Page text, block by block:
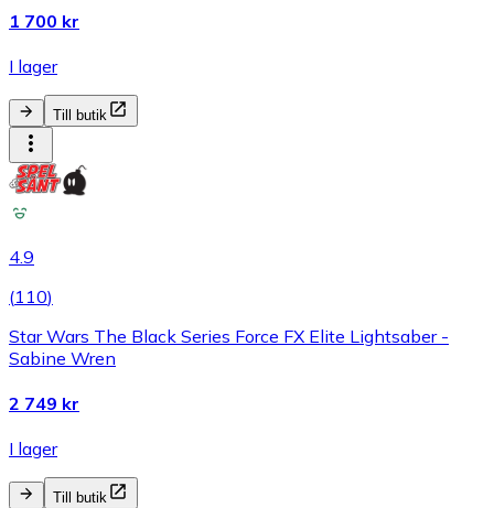
1 700 kr
I lager
Till butik
4.9
(110)
Star Wars The Black Series Force FX Elite Lightsaber -
Sabine Wren
2 749 kr
I lager
Till butik